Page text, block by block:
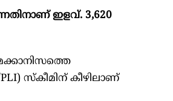
ഇളവ്. 3,620
സ്‌കീമിന് കീഴിലാണ്